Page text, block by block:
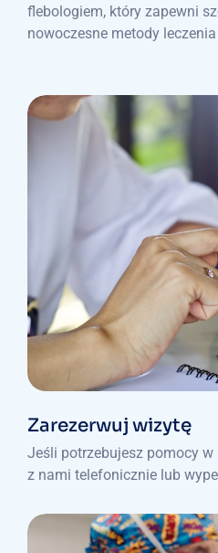
flebologiem, który zapewni
nowoczesne metody leczenia
Zarezerwuj wizytę
Jeśli potrzebujesz pomocy
z nami telefonicznie lub